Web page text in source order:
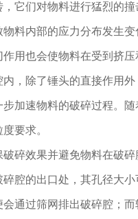
，它们对物料进行猛烈的
物料内部的应力分布发生
作用也会使物料在受到挤压
，除了锤头的直接作用
步加速物料的破碎过程。
要求。
碎效果并避免物料在破碎
碎腔的出口处，其孔径大
会通过筛网排出破碎腔；